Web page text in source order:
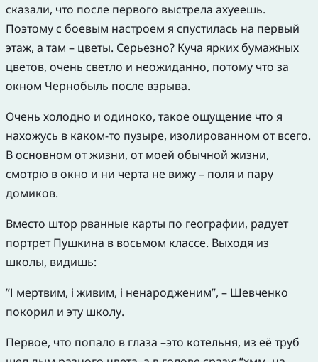
сказали, что после первого выстрела ахуеешь.
Поэтому с боевым настроем я спустилась на первый
этаж, а там – цветы. Серьезно? Куча ярких бумажных
цветов, очень светло и неожиданно, потому что за
окном Чернобыль после взрыва.
Очень холодно и одиноко, такое ощущение что я
нахожусь в каком-то пузыре, изолированном от всего.
В основном от жизни, от моей обычной жизни,
смотрю в окно и ни черта не вижу – поля и пару
домиков.
Вместо штор рванные карты по географии, радует
портрет Пушкина в восьмом классе. Выходя из
школы, видишь:
”І мертвим, і живим, і ненародженим”, – Шевченко
покорил и эту школу.
Первое, что попало в глаза –это котельня, из её труб